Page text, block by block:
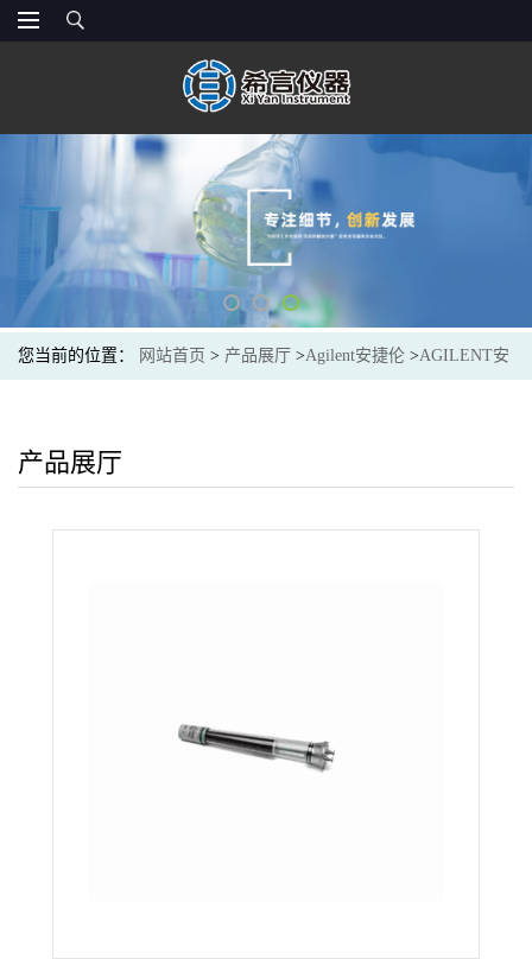
您当前的位置： 网站首页 > 产品展厅 >Agilent安捷伦 >AGILENT安
产品展厅